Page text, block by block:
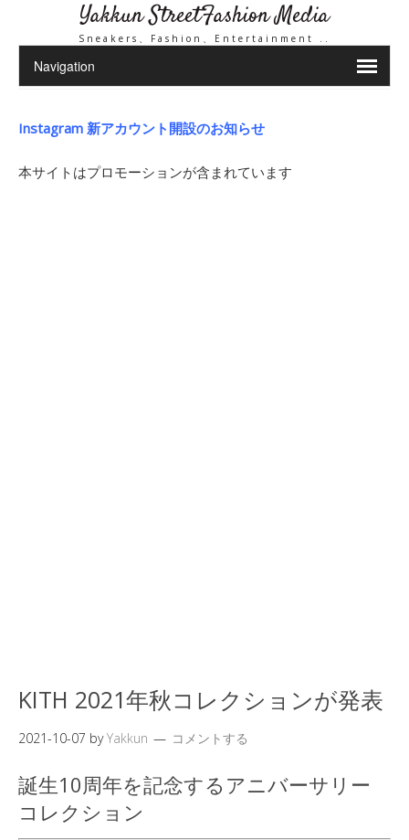
Yakkun StreetFashion Media
Sneakers、Fashion、Entertainment ..
Instagram 新アカウント開設のお知らせ
本サイトはプロモーションが含まれています
KITH 2021年秋コレクションが発表
2021-10-07 byYakkun コメントする
誕生10周年を記念するアニバーサリー
コレクション